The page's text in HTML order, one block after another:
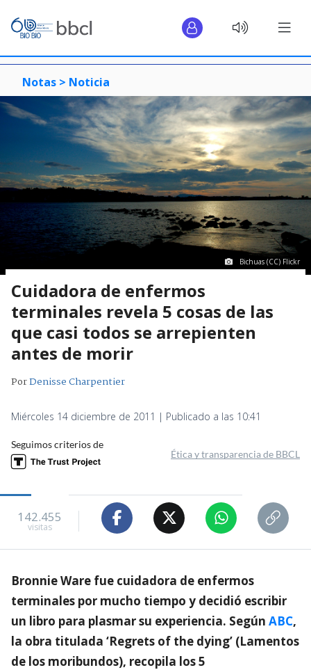
Notas > Noticia
Bichuas (CC) Flickr
Cuidadora de enfermos
terminales revela 5 cosas de las
que casi todos se arrepienten
antes de morir
PorDenisse Charpentier
Miércoles 14 diciembre de 2011 | Publicado a las 10:41
Seguimos criterios de
Ética y transparencia de BBCL
142.455
visitas
Bronnie Ware fue cuidadora de enfermos
terminales por mucho tiempo y decidió escribir
un libro para plasmar su experiencia. Según ABC,
la obra titulada ‘Regrets of the dying’ (Lamentos
de los moribundos), recopila los 5